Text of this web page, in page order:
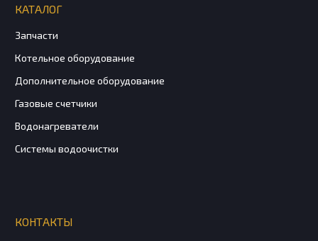
КАТАЛОГ
Запчасти
Котельное оборудование
Дополнительное оборудование
Газовые счетчики
Водонагреватели
Системы водоочистки
КОНТАКТЫ